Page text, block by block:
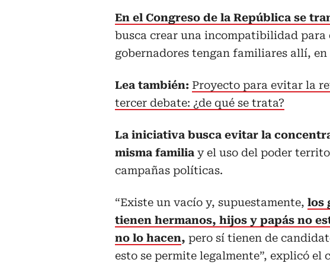
En el Congreso de la República se
busca crear una incompatibilidad para
gobernadores tengan familiares allí,
Lea también: Proyecto para evitar la
tercer debate: ¿de qué se trata?
La iniciativa busca evitar la
misma familia y el uso del poder
campañas políticas.
“Existe un vacío y, supuestamente, los
tienen hermanos, hijos y papás no
no lo hacen, pero sí tienen de
esto se permite legalmente”, explicó el